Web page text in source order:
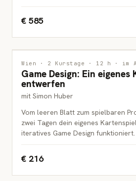
€ 585
INTERDISZIPLINÄR
JUGENDLICHE & ERWACHSENE
Wien · 2 Kurstage · 12 h · im
Game Design: Ein eigenes
entwerfen
mit Simon Huber
Vom leeren Blatt zum spielbaren
zwei Tagen dein eigenes
iteratives Game Design funktioniert.
€ 216